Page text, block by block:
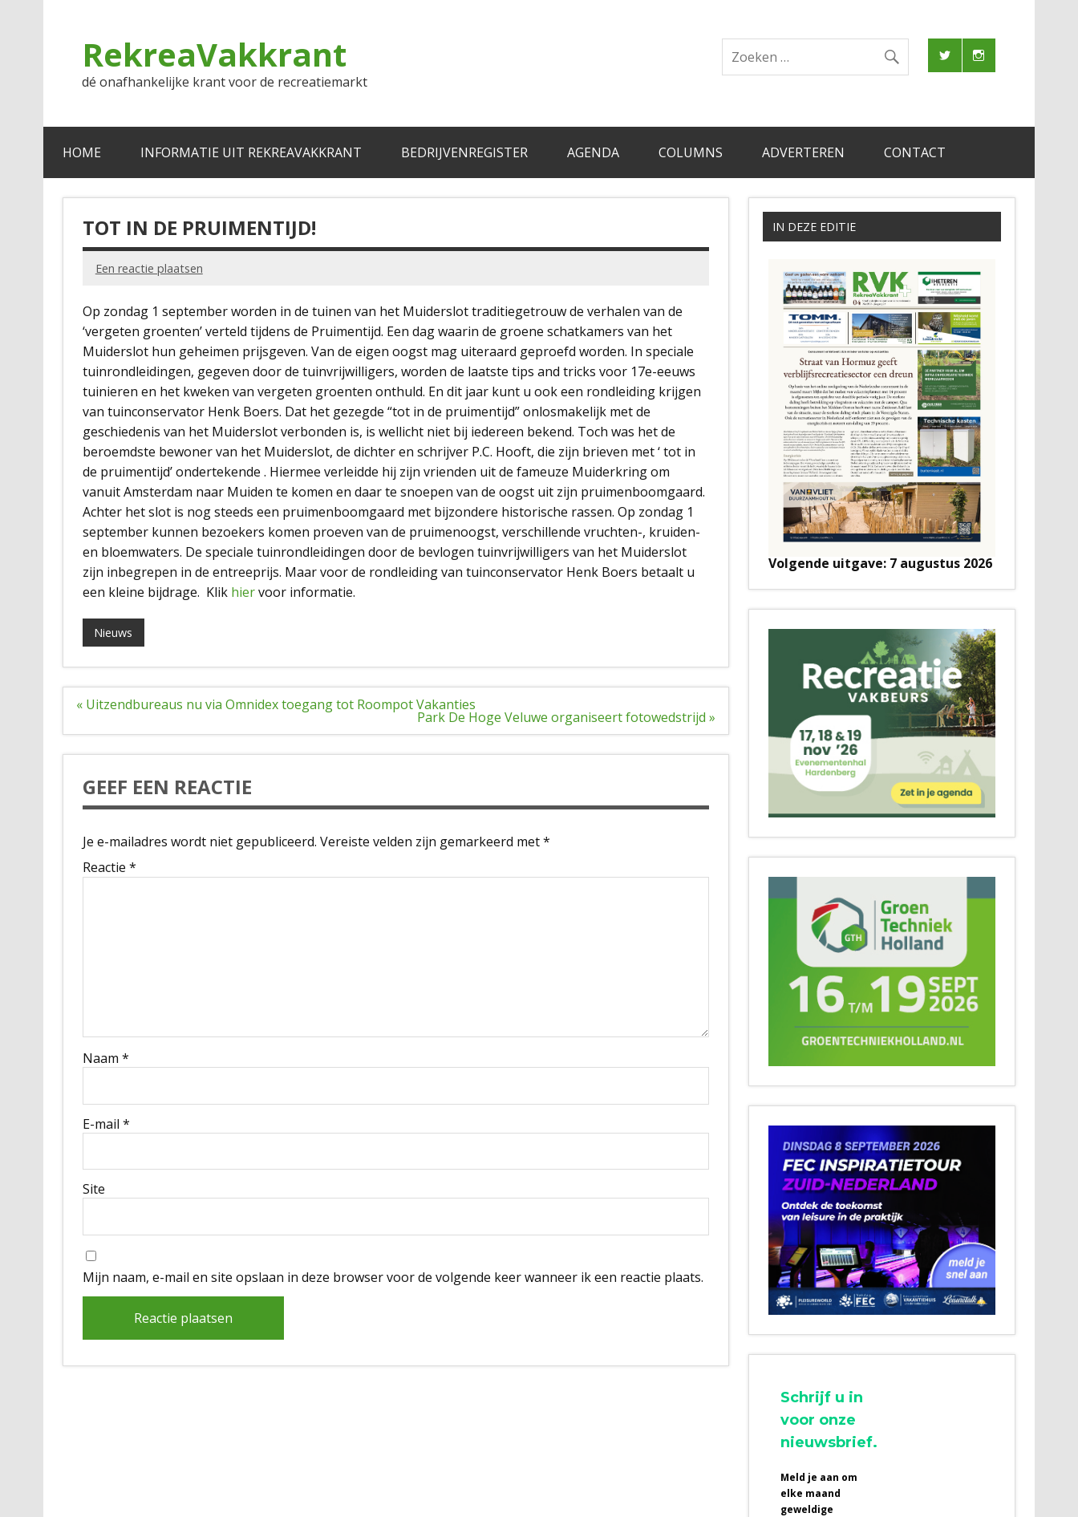
RekreaVakkrant
dé onafhankelijke krant voor de recreatiemarkt
HOME INFORMATIE UIT REKREAVAKKRANT BEDRIJVENREGISTER AGENDA COLUMNS ADVERTEREN CONTACT
TOT IN DE PRUIMENTIJD!
Een reactie plaatsen
Op zondag 1 september worden in de tuinen van het Muiderslot traditiegetrouw de verhalen van de
‘vergeten groenten’ verteld tijdens de Pruimentijd. Een dag waarin de groene schatkamers van het
Muiderslot hun geheimen prijsgeven. Van de eigen oogst mag uiteraard geproefd worden. In speciale
tuinrondleidingen, gegeven door de tuinvrijwilligers, worden de laatste tips and tricks voor 17e-eeuws
tuinieren en het kweken van vergeten groenten onthuld. En dit jaar kunt u ook een rondleiding krijgen
van tuinconservator Henk Boers. Dat het gezegde “tot in de pruimentijd” onlosmakelijk met de
geschiedenis van het Muiderslot verbonden is, is wellicht niet bij iedereen bekend. Toch was het de
beroemdste bewoner van het Muiderslot, de dichter en schrijver P.C. Hooft, die zijn brieven met ‘ tot in
de pruimentijd’ ondertekende . Hiermee verleidde hij zijn vrienden uit de fameuze Muiderkring om
vanuit Amsterdam naar Muiden te komen en daar te snoepen van de oogst uit zijn pruimenboomgaard.
Achter het slot is nog steeds een pruimenboomgaard met bijzondere historische rassen. Op zondag 1
september kunnen bezoekers komen proeven van de pruimenoogst, verschillende vruchten-, kruiden-
en bloemwaters. De speciale tuinrondleidingen door de bevlogen tuinvrijwilligers van het Muiderslot
zijn inbegrepen in de entreeprijs. Maar voor de rondleiding van tuinconservator Henk Boers betaalt u
een kleine bijdrage. Klik hiervoor informatie.
Nieuws
Bericht
« Uitzendbureaus nu via Omnidex toegang tot Roompot Vakanties
Park De Hoge Veluwe organiseert fotowedstrijd »
GEEF EEN REACTIE
Je e-mailadres wordt niet gepubliceerd. Vereiste velden zijn gemarkeerd met*
Reactie *
Naam *
E-mail *
Site
Mijn naam, e-mail en site opslaan in deze browser voor de volgende keer wanneer ik een reactie plaats.
Alternative:
IN DEZE EDITIE
Volgende uitgave: 7 augustus 2026
Schrijf u in
voor onze
nieuwsbrief.
Meld je aan om
elke maand
geweldige